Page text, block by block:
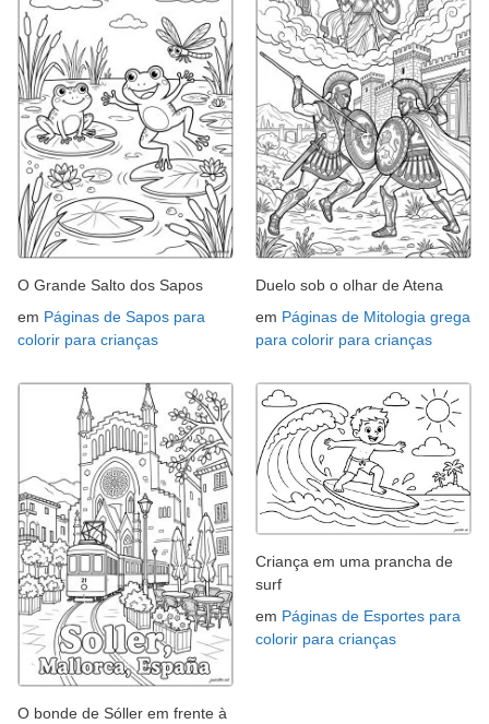
O Grande Salto dos Sapos
em Páginas de Sapos para
colorir para crianças
Duelo sob o olhar de Atena
em Páginas de Mitologia grega
para colorir para crianças
O bonde de Sóller em frente à
Criança em uma prancha de
surf
em Páginas de Esportes para
colorir para crianças